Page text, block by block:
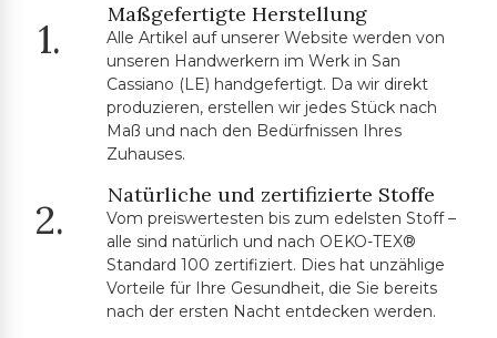
1.
Maßgefertigte Herstellung
Alle Artikel auf unserer Website werden von
unseren Handwerkern im Werk in San
Cassiano (LE) handgefertigt. Da wir direkt
produzieren, erstellen wir jedes Stück nach
Maß und nach den Bedürfnissen Ihres
Zuhauses.
2.
Natürliche und zertifizierte Stoffe
Vom preiswertesten bis zum edelsten Stoff –
alle sind natürlich und nach OEKO-TEX®
Standard 100 zertifiziert. Dies hat unzählige
Vorteile für Ihre Gesundheit, die Sie bereits
nach der ersten Nacht entdecken werden.